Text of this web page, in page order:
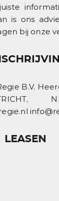
is ons
bij onze
B.V.
LEASEN